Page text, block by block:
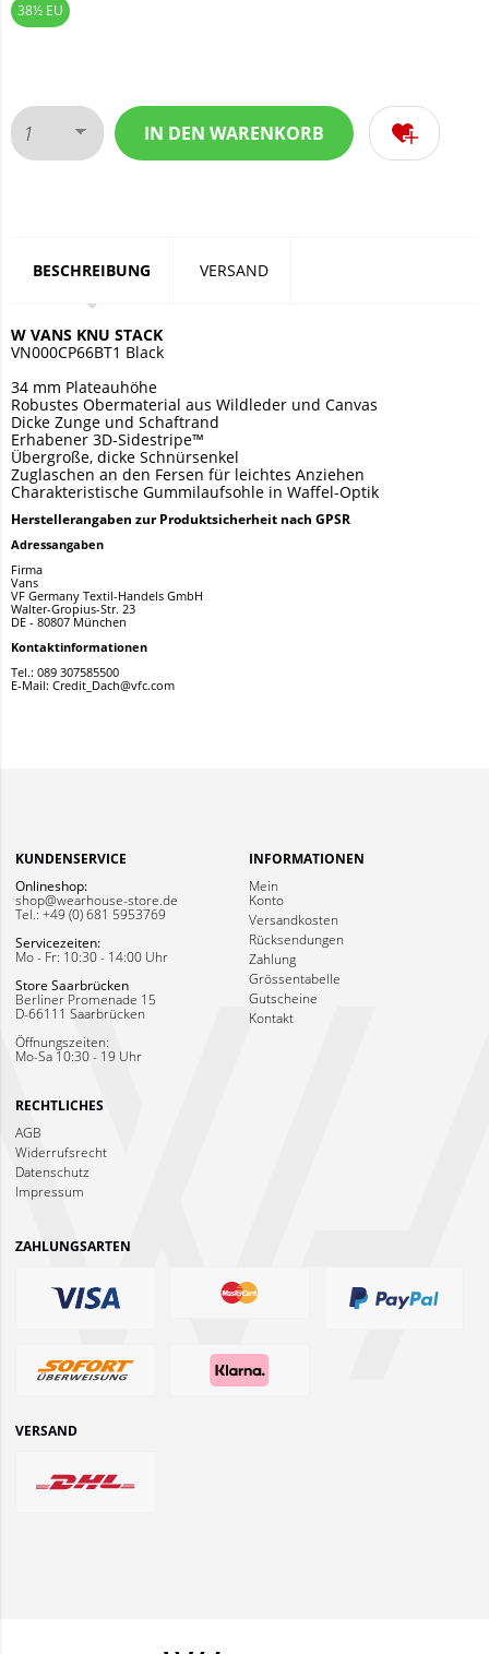
38½ EU
BESCHREIBUNG VERSAND
W VANS KNU STACK
VN000CP66BT1 Black
34 mm Plateauhöhe
Robustes Obermaterial aus Wildleder und Canvas
Dicke Zunge und Schaftrand
Erhabener 3D-Sidestripe™
Übergroße, dicke Schnürsenkel
Zuglaschen an den Fersen für leichtes Anziehen
Charakteristische Gummilaufsohle in Waffel-Optik
Herstellerangaben zur Produktsicherheit nach GPSR
Adressangaben
Firma
Vans
VF Germany Textil-Handels GmbH
Walter-Gropius-Str. 23
DE - 80807 München
Kontaktinformationen
Tel.: 089 307585500
E-Mail: Credit_Dach@vfc.com
KUNDENSERVICE
Onlineshop:
shop@wearhouse-store.de
Tel.: +49 (0) 681 5953769
Servicezeiten:
Mo - Fr: 10:30 - 14:00 Uhr
Store Saarbrücken
Berliner Promenade 15
D-66111 Saarbrücken
Öffnungszeiten:
Mo-Sa 10:30 - 19 Uhr
INFORMATIONEN
Mein
Konto
Versandkosten
Rücksendungen
Zahlung
Grössentabelle
Gutscheine
Kontakt
RECHTLICHES
AGB
Widerrufsrecht
Datenschutz
Impressum
ZAHLUNGSARTEN
VERSAND